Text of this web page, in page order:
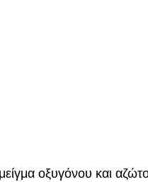
οξυγόνου και